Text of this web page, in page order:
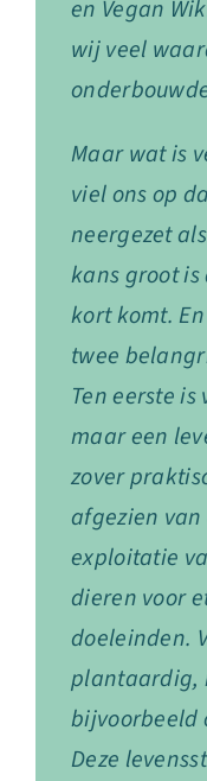
en Vegan
wij veel
Maar wat is
viel ons op
neergezet
kans groot
kort komt.
twee
Ten eerste
maar een
zover
afgezien
exploitatie
dieren voor
doeleinden.
plantaardig,
bijvoorbeeld
Deze